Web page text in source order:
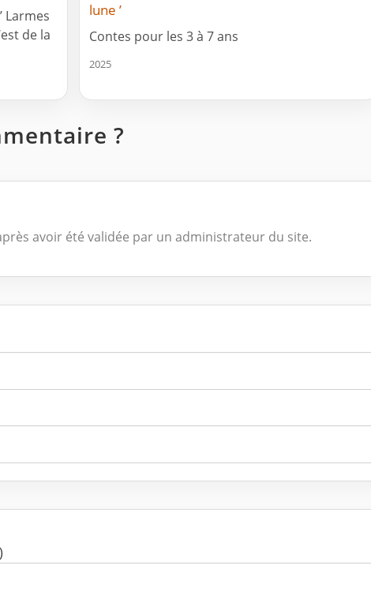
Larmes
de la
lune ’
Contes pour les 3 à 7 ans
2025
?
avoir été validée par un administrateur du site.